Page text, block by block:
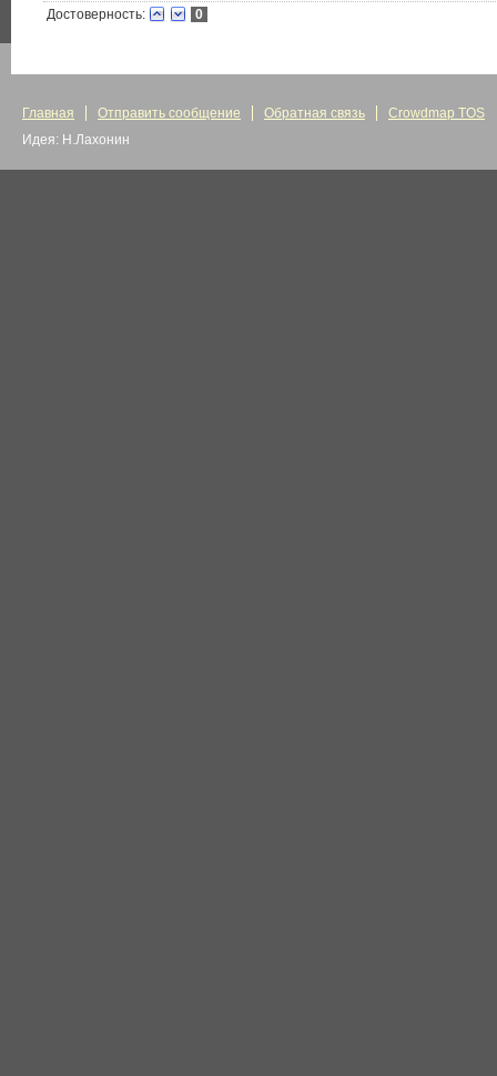
Достоверность: 0
Главная Отправить сообщение Обратная связь
Crowdmap TOS
Идея: Н.Лахонин